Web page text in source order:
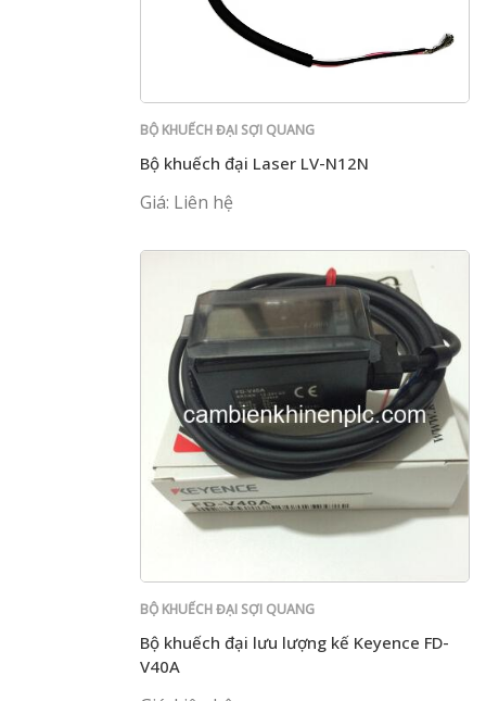
BỘ KHUẾCH ĐẠI SỢI QUANG
Bộ khuếch đại Laser LV-N12N
Giá: Liên hệ
BỘ KHUẾCH ĐẠI SỢI QUANG
Bộ khuếch đại lưu lượng kế Keyence FD-
V40A